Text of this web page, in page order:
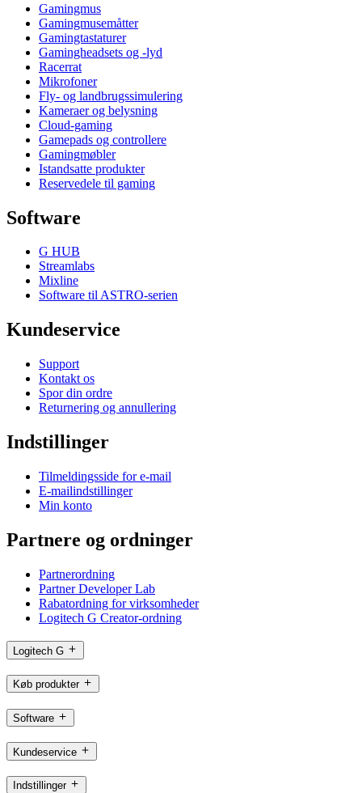
Gamingmus
Gamingmusemåtter
Gamingtastaturer
Gamingheadsets og -lyd
Racerrat
Mikrofoner
Fly- og landbrugssimulering
Kameraer og belysning
Cloud-gaming
Gamepads og controllere
Gamingmøbler
Istandsatte produkter
Reservedele til gaming
Software
G HUB
Streamlabs
Mixline
Software til ASTRO-serien
Kundeservice
Support
Kontakt os
Spor din ordre
Returnering og annullering
Indstillinger
Tilmeldingsside for e-mail
E-mailindstillinger
Min konto
Partnere og ordninger
Partnerordning
Partner Developer Lab
Rabatordning for virksomheder
Logitech G Creator-ordning
Logitech G
Køb produkter
Software
Kundeservice
Indstillinger